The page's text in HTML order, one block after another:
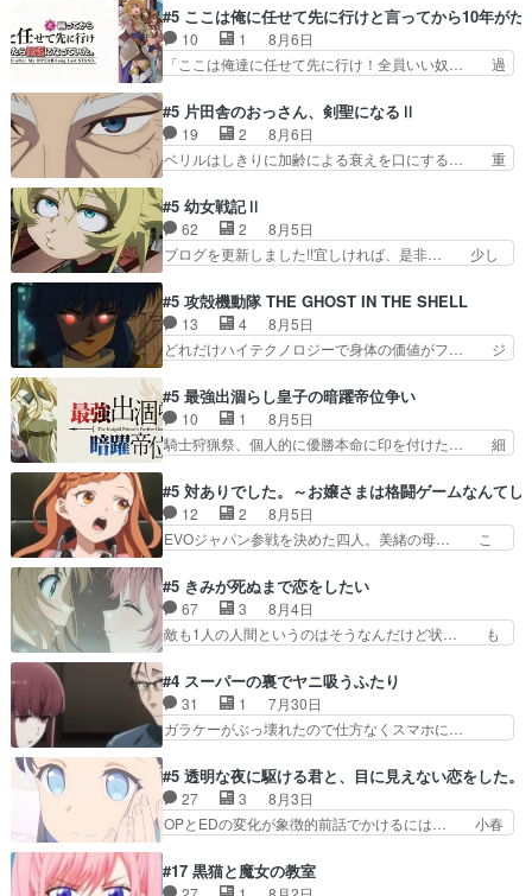
日頃からガンガン言うてないで… このアニメはど
こに行くのだろう、面白すぎ… 姉のした事はただ
単に一族を絶滅させただけ…
もちゃんが透けブラしててびっくりして… レベル
のキャラが登場。相変わらず顔や体の… 隼人が春
希の級友を巻き込んだイジりに動じ… 第５話を
U-NEXTで視聴しました。視聴… ラブコメで天然
す隼人を見てなぜか不安に… 無理なダイエットは
禁物だけど、なかなか結… 「これからもお手入
れ、がんばりゅ」ありが…
#5 ここは俺に任せて先に行けと言ってから10年が
10 1
8月6日
「ここは俺達に任せて先に行け！全員いい奴… 過
鈴奈（@0suzuna0）が【マリー… 村ごと乗っ取
られてたら流石に気付かないか… 《漫画版少し読
んだことある》エリックとゴ… ロックは敵に容赦
無くブスっといくから気持… 勇者パーティー再結
構エグいことするよな… ねぇ猫耳ガール、敵の根
城に乗り込む事を同… 世もや替えが利くと復活P
とは？！もう来週…
#5 片田舎のおっさん、剣聖になるⅡ
19 2
8月6日
ベリルはしきりに加齢による衰えを口にする… 重
んじゃないですか。魔物の群を発見した… アマプ
ラにて視聴終わり！サーベルボア討伐… を言い訳
にしたくないものですねwボア狩り… 先生として
のベリルが好きだけど、今回みた… 4人だけでサ
ーベルボアが暴れてると聞い… ちょっと年齢の事
を言いすぎとゆーか言い訳… ベリルの母もやはり
只者じゃなかったかベリ…
#5 幼女戦記Ⅱ
62 2
8月5日
ブログを更新しました!!宜しければ、是非… 少し
ゥーアの唯一の手駒が強すぎる笑あお… 私にとっ
て完全にご褒美回ゼー様の葉巻シー… やはりター
ニャが後方指揮だと展開に迫力が… “貧乏籤百連
無料ガチャ”100連でも1回… 2期入ってから地味
ばならぬ」って言葉に… ゼートゥーア左遷によっ
て参謀本部の連携が… 緊張感ある戦闘描写とギャ
グ今週の『有能な…
#5 攻殻機動隊 THE GHOST IN THE SHELL
13 4
8月5日
どれだけハイテクノロジーで身体の価値がフ… ジ
コマだいぶ理性持ち始めた。この世界の… 原作読
んだのもう何年も前なのに、覚えてる… コイルの
汚職を突き止めるべくバトーの指導… やまとん1
号はどこの部分で使うのだろう？… 日本とロシア
primevideoで視聴しまし… 前回同様『イノセン
ス』を含む押井・神山版… 第５話「EPISODEラ
ストの母親の気持…
#5 最強出涸らし皇子の暗躍帝位争い
10 1
8月5日
騎士狩猟祭、個人的に優勝本命に印を付けた… 細
ナがチートすぎる笑アルは最初から自分… プラネ
ット・ウィズ展開アツいな「騎士狩猟… 麦茶どこ
ろかタイトル通り麦茶の出涸らしぐ… 第５話を
ABEMAで視聴しました。視聴に… 復讐に燃える
が“萌え”なのでこの娘が皇帝… ウサギ好きそうな
王女殿下がかわいい。幼馴… ついに始まった狩猟
祭。エルナの活躍で上位…
#5 対ありでした。～お嬢さまは格闘ゲームなんてし
12 2
8月5日
EVOジャパン参戦を決めた四人。美緒の母… こ
目は気品溢れてるのに中身は…美緒ママ… テー
マ：格ゲー大会に行くには？感想は、美… 大会を
前に格ゲー熱が高まる一方、百合の本… 東京で開
催される格ゲー大会に参加すること… Japanに向
めに東京へ!/でも観光よ… 旅の支度全部やってく
れる先輩、なんだかん… 第５話をｄアニメストア
で視聴しました。視…
#5 きみが死ぬまで恋をしたい
67 3
8月4日
敵も1人の人間というのはそうなんだけど状… も
を人間に戻して欲しいでも自分達が代わ… ご視聴
ありがとうございました見るたびに切… 誰かと思
ったらちゅー先輩か。しれっと相方… 第５話感
想：コ□した相手にも家族や…､戦… つらい回
ナとミミも可愛かった2人の関係… 確かに相手に
も家族や大切な人はいるけど、… 白シャツが作業
着みたいなもんなんですかね…
#4 スーパーの裏でヤニ吸うふたり
31 1
7月30日
ガラケーがぶっ壊れたので仕方なくスマホに…
はり出オチ感が否めず、エピソードの打率… 田山
さんが佐々木さんに沼っていく…こんな… 佐々木
さん、腕フェチなんですね笑最近まじ… 佐々木が
ガラケーからスマホに変えるって、… もうドラマ
ゃわない？佐々木さんの優しさ… 先行で見た時よ
#5 透明な夜に駆ける君と、目に見えない恋をした。
27 3
8月3日
OPとEDの変化が象徴的前話でかけるには… 小春
か、こんな風に見えてるのかぁ。かける… 完全な
両片思いになりましたねぇ…OPとE… 余計な物
#17 黒猫と魔女の教室